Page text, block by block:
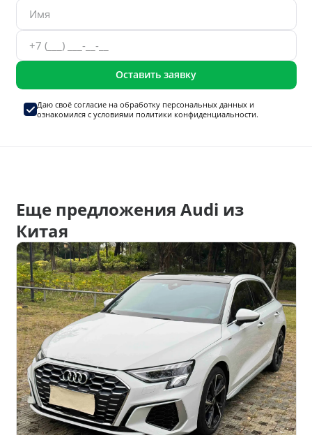
Оставить заявку
Даю своё согласие на обработку персональных данныхи
ознакомился с условиями политики конфиденциальности.
Еще предложения Audi из
Китая